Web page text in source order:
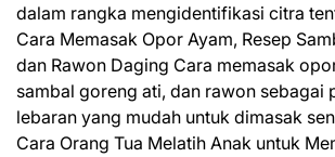
dalam rangka mengidentifikasi citra
Cara Memasak Opor Ayam, Resep
dan Rawon Daging Cara memasak
sambal goreng ati, dan rawon sebagai
lebaran yang mudah untuk dimasak
Cara Orang Tua Melatih Anak untuk